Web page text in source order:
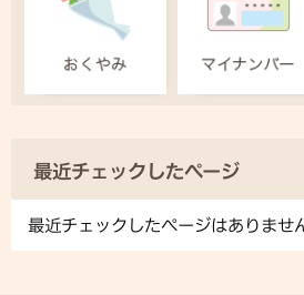
最近チェックしたページ
最近チェックしたページはありませ